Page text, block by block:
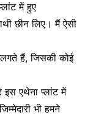
में हुए
छीन लिए। मैं ऐसी
हैं, जिसकी कोई
एथेना प्लांट में
भी हमने